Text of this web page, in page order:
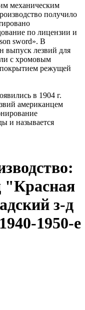
механическим
получило
по лицензии и
sword». В
выпуск лезвий для
с хромовым
режущей
в 1904 г.
американцем
и называется
з-д
1950-е